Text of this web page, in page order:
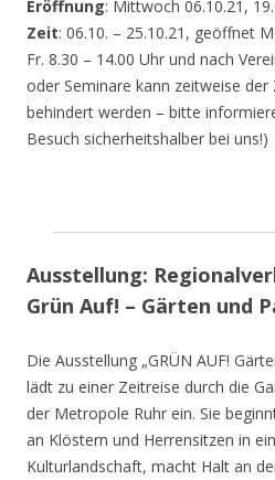
Eröffnung: Mittwoch 06.10.21,
Zeit: 06.10. – 25.10.21, geöffnet
Fr. 8.30 – 14.00 Uhr und nach
oder Seminare kann zeitweise der
behindert werden – bitte
Besuch sicherheitshalber bei uns!)
Ausstellung:
Grün Auf! – Gärten und
Die Ausstellung „GRÜN AUF!
lädt zu einer Zeitreise durch die
der Metropole Ruhr ein. Sie
an Klöstern und Herrensitzen in
Kulturlandschaft, macht Halt an